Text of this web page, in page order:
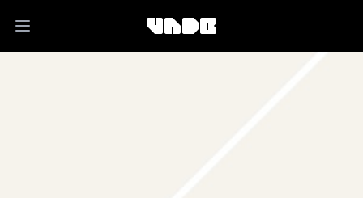
Open main menu